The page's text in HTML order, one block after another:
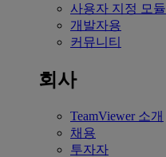
사용자 지정 모듈
개발자용
커뮤니티
회사
TeamViewer 소개
채용
투자자